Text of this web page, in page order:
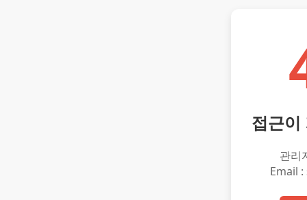
접근이
관리
Email